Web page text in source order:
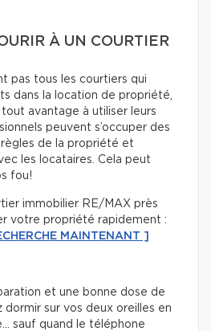
À UN COURTIER
pas tous les courtiers qui
dans la location de propriété,
avantage à utiliser leurs
peuvent s’occuper des
de la propriété et
les locataires. Cela peut
fou!
immobilier RE/MAX près
votre propriété rapidement :
MAINTENANT ]
et une bonne dose de
dormir sur vos deux oreilles en
sauf quand le téléphone